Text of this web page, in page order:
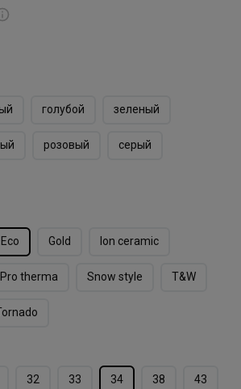
голубой зеленый
розовый серый
Eco Gold Ion ceramic
Pro therma Snow style T&W
32 33 34 38 43